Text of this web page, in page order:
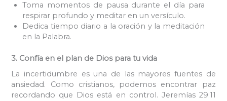
Toma momentos de pausa durante el día para
respirar profundo y meditar en un versículo.
Dedica tiempo diario a la oración y la meditación
en la Palabra.
3. Confía en el plan de Dios para tu vida
La incertidumbre es una de las mayores fuentes de
ansiedad. Como cristianos, podemos encontrar paz
recordando que Dios está en control. Jeremías 29:11